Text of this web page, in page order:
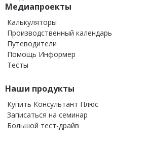
Медиапроекты
Калькуляторы
Производственный календарь
Путеводители
Помощь Информер
Тесты
Наши продукты
Купить Консультант Плюс
Записаться на семинар
Большой тест-драйв